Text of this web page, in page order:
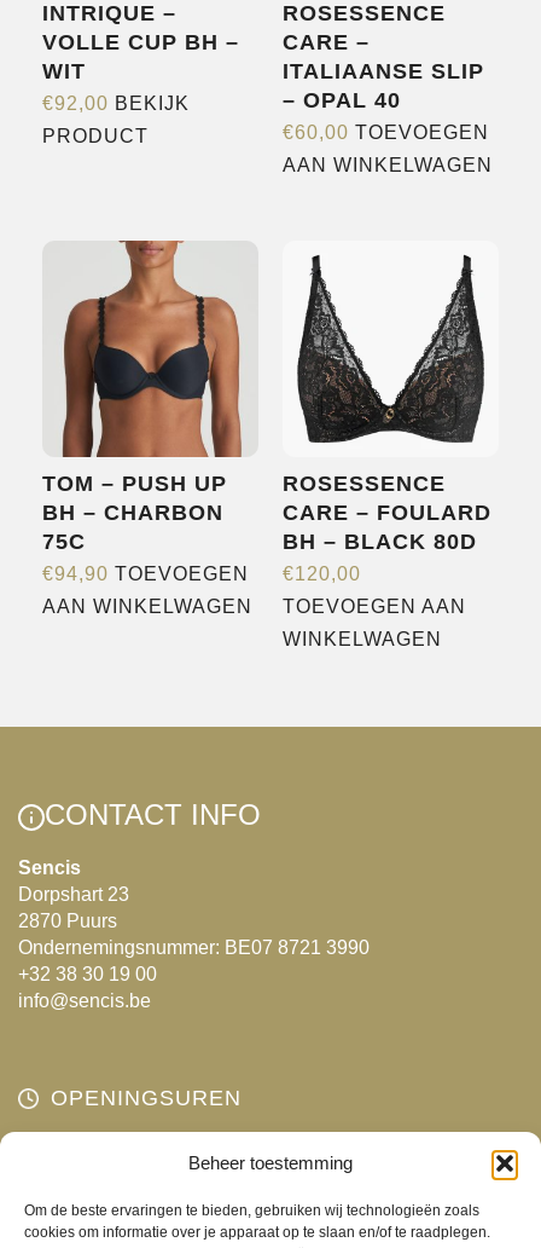
Beheer toestemming
Om de beste ervaringen te bieden, gebruiken wij technologieën zoals
cookies om informatie over je apparaat op te slaan en/of te raadplegen.
INTRIQUE –
VOLLE CUP BH –
WIT
€92,00 BEKIJK
PRODUCT
variaties.
Deze
optie
kan
gekozen
worden
op
de
productpagina
ROSESSENCE
CARE –
ITALIAANSE SLIP
– OPAL 40
€60,00 TOEVOEGEN
AAN WINKELWAGEN
TOM – PUSH UP
BH – CHARBON
75C
€94,90 TOEVOEGEN
AAN WINKELWAGEN
ROSESSENCE
CARE – FOULARD
BH – BLACK 80D
€120,00
TOEVOEGEN AAN
WINKELWAGEN
CONTACT INFO
Sencis
Dorpshart 23
2870 Puurs
Ondernemingsnummer: BE07 8721 3990
+32 38 30 19 00
info@sencis.be
OPENINGSUREN
Gesloten
Woensdag
10:00 - 18:00